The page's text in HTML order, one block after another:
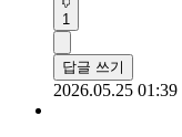
1
답글 쓰기
2026.05.25 01:39